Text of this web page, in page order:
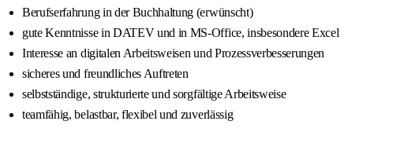
Berufserfahrung in der Buchhaltung (erwünscht)
gute Kenntnisse in DATEV und in MS-Office, insbesondere Excel
Interesse an digitalen Arbeitsweisen und Prozessverbesserungen
sicheres und freundliches Auftreten
selbstständige, strukturierte und sorgfältige Arbeitsweise
teamfähig, belastbar, flexibel und zuverlässig